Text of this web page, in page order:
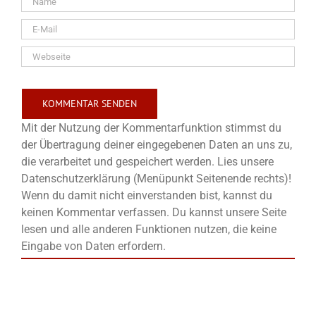
Mit der Nutzung der Kommentarfunktion stimmst du
der Übertragung deiner eingegebenen Daten an uns zu,
die verarbeitet und gespeichert werden. Lies unsere
Datenschutzerklärung (Menüpunkt Seitenende rechts)!
Wenn du damit nicht einverstanden bist, kannst du
keinen Kommentar verfassen. Du kannst unsere Seite
lesen und alle anderen Funktionen nutzen, die keine
Eingabe von Daten erfordern.